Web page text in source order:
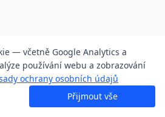
— včetně Google Analytics a
používání webu a zobrazování
ochrany osobních údajů
Přijmout vše